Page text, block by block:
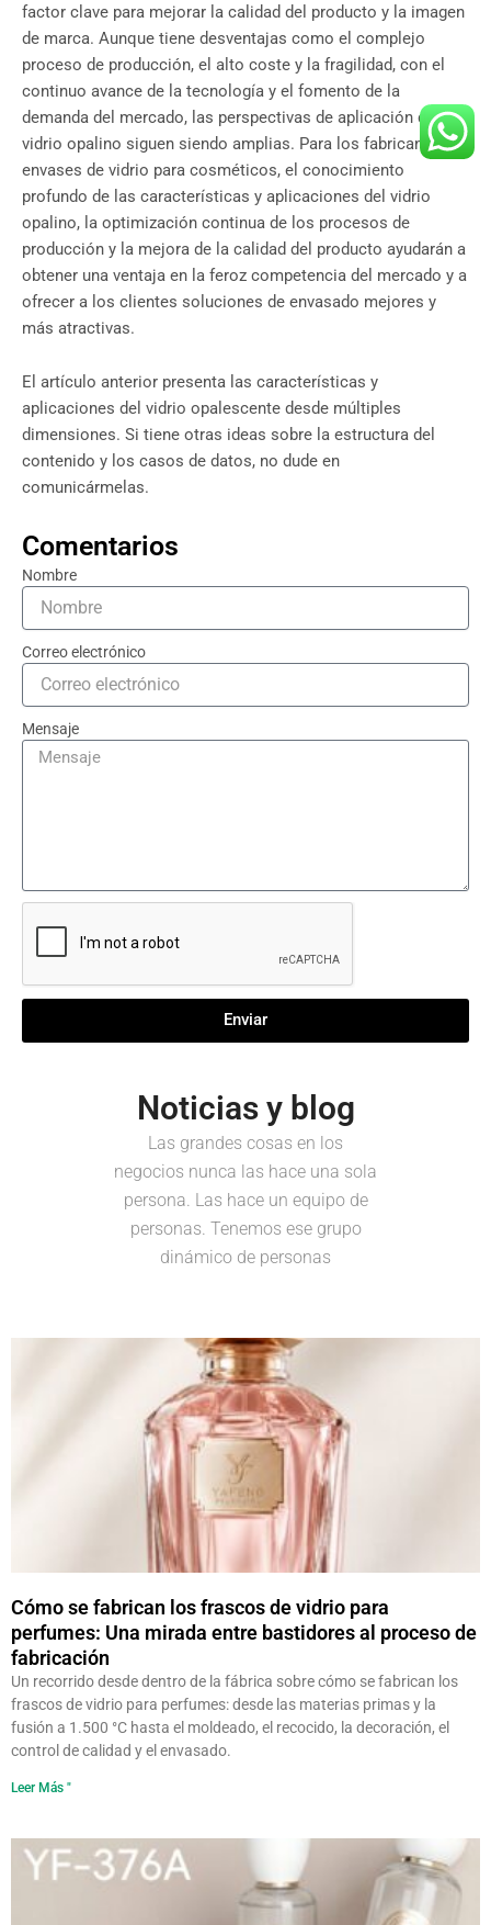
factor clave para mejorar la calidad del producto y la imagen
de marca. Aunque tiene desventajas como el complejo
proceso de producción, el alto coste y la fragilidad, con el
continuo avance de la tecnología y el fomento de la
demanda del mercado, las perspectivas de aplicación del
vidrio opalino siguen siendo amplias. Para los fabricantes de
envases de vidrio para cosméticos, el conocimiento
profundo de las características y aplicaciones del vidrio
opalino, la optimización continua de los procesos de
producción y la mejora de la calidad del producto ayudarán a
obtener una ventaja en la feroz competencia del mercado y a
ofrecer a los clientes soluciones de envasado mejores y
más atractivas.
El artículo anterior presenta las características y
aplicaciones del vidrio opalescente desde múltiples
dimensiones. Si tiene otras ideas sobre la estructura del
contenido y los casos de datos, no dude en
comunicármelas.
Comentarios
Nombre
Correo electrónico
Mensaje
Enviar
Noticias y blog
Las grandes cosas en los
negocios nunca las hace una sola
persona. Las hace un equipo de
personas. Tenemos ese grupo
dinámico de personas
Cómo se fabrican los frascos de vidrio para
perfumes: Una mirada entre bastidores al proceso de
fabricación
Un recorrido desde dentro de la fábrica sobre cómo se fabrican los
frascos de vidrio para perfumes: desde las materias primas y la
fusión a 1.500 °C hasta el moldeado, el recocido, la decoración, el
control de calidad y el envasado.
Leer Más "